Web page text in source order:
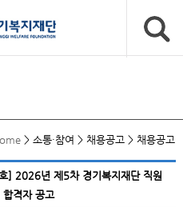
> 소통·참여 > 채용공고 > 채용공고
] 2026년 제5차 경기복지재단 직원
합격자 공고